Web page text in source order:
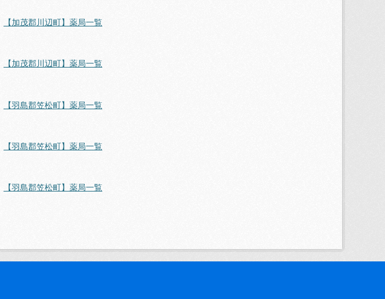
【加茂郡川辺町】薬局一覧
【加茂郡川辺町】薬局一覧
【羽島郡笠松町】薬局一覧
【羽島郡笠松町】薬局一覧
【羽島郡笠松町】薬局一覧